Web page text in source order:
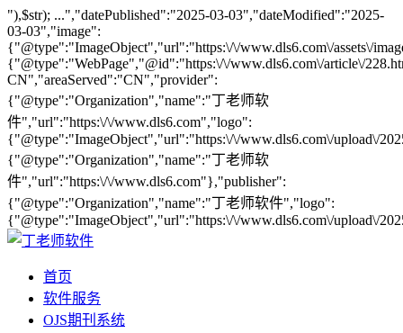
"),$str); ...","datePublished":"2025-03-03","dateModified":"2025-
03-03","image":
{"@type":"ImageObject","url":"https:\/\/www.dls6.com\/assets\/
{"@type":"WebPage","@id":"https:\/\/www.dls6.com\/article\/
CN","areaServed":"CN","provider":
{"@type":"Organization","name":"丁老师软
件","url":"https:\/\/www.dls6.com","logo":
{"@type":"ImageObject","url":"https:\/\/www.dls6.com\/upload\/
{"@type":"Organization","name":"丁老师软
件","url":"https:\/\/www.dls6.com"},"publisher":
{"@type":"Organization","name":"丁老师软件","logo":
{"@type":"ImageObject","url":"https:\/\/www.dls6.com\/upload\/
首页
软件服务
OJS期刊系统